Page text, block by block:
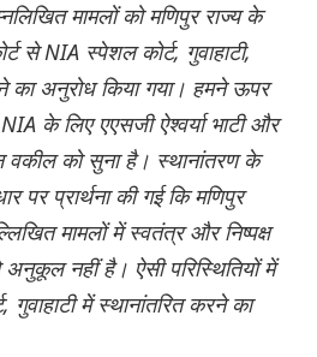
मामलों को मणिपुर राज्य के
से NIA स्पेशल कोर्ट, गुवाहाटी,
का अनुरोध किया गया। हमने ऊपर
के लिए एएसजी ऐश्वर्या भाटी और
वकील को सुना है। स्थानांतरण के
प्रार्थना की गई कि मणिपुर
मामलों में स्वतंत्र और निष्पक्ष
नहीं है। ऐसी परिस्थितियों में
में स्थानांतरित करने का